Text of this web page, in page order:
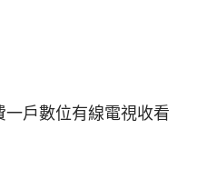
戶數位有線電視收看